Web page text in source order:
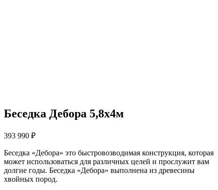
Беседка Дебора 5,8х4м
393 990 ₽
Беседка «Дебора» это быстровозводимая конструкция, которая
может использоваться для различных целей и прослужит вам
долгие годы. Беседка «Дебора» выполнена из древесины
хвойных пород.